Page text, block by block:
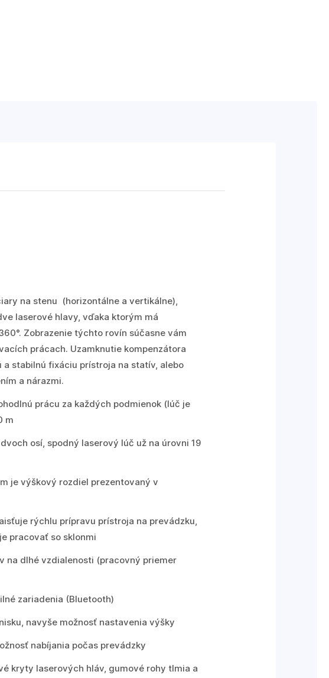
na stenu (horizontálne a vertikálne),
laserové hlavy, vďaka ktorým má
Zobrazenie týchto rovín súčasne vám
prácach. Uzamknutie kompenzátora
stabilnú fixáciu prístroja na statív, alebo
a nárazmi.
prácu za každých podmienok (lúč je
m
osí, spodný laserový lúč už na úrovni 19
je výškový rozdiel prezentovaný v
rýchlu prípravu prístroja na prevádzku,
pracovať so sklonmi
na dlhé vzdialenosti (pracovný priemer
zariadenia (Bluetooth)
navyše možnosť nastavenia výšky
nabíjania počas prevádzky
kryty laserových hláv, gumové rohy tlmia a